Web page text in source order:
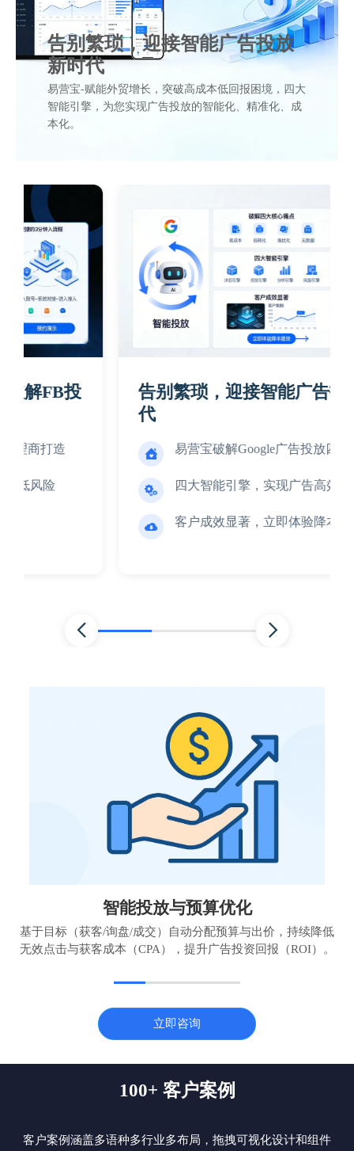
告别繁琐，迎接智能广告投放
新时代
易营宝-赋能外贸增长，突破高成本低回报困境，四大
智能引擎，为您实现广告投放的智能化、精准化、成
本化。
告别繁琐，迎接智能广告投放新时
 易营宝破解Google广告投放四大核心痛点
 四大智能引擎，实现广告高效运营。
客户成效显著，立即体验降本提效。
 
智能投放与预算优化
基于目标（获客/询盘/成交）自动分配预算与出价，持续降低
无效点击与获客成本（CPA），提升广告投资回报（ROI）。
立即咨询
100+ 客户案例
客户案例涵盖多语种多行业多布局，拖拽可视化设计和组件